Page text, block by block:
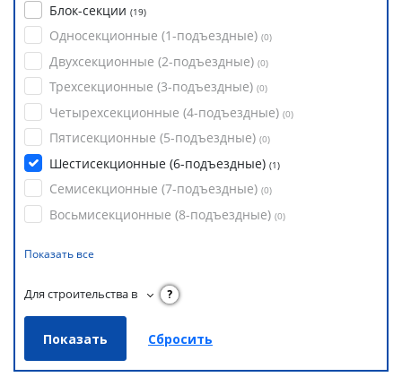
Блок-секции (19)
Односекционные (1-подъездные) (0)
Двухсекционные (2-подъездные) (0)
Трехсекционные (3-подъездные) (0)
Четырехсекционные (4-подъездные) (0)
Пятисекционные (5-подъездные) (0)
Шестисекционные (6-подъездные) (1)
Семисекционные (7-подъездные) (0)
Восьмисекционные (8-подъездные) (0)
Показать все
Для строительства в ?